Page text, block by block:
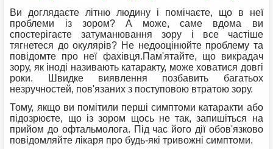
Ви доглядаєте літню людину і помічаєте, що в неї
проблеми із зором? А може, саме вдома ви
спостерігаєте затуманювання зору і все частіше
тягнетеся до окулярів? Не недооцінюйте проблему та
повідомте про неї фахівця.Пам'ятайте, що викрадач
зору, як іноді називають катаракту, може ховатися довгі
роки. Швидке виявлення позбавить багатьох
незручностей, пов'язаних з поступовою втратою зору.
Тому, якщо ви помітили перші симптоми катаракти або
підозрюєте, що із зором щось не так, запишіться на
прийом до офтальмолога. Під час його дії обов'язково
повідомляйте лікаря про будь-які тривожні симптоми.